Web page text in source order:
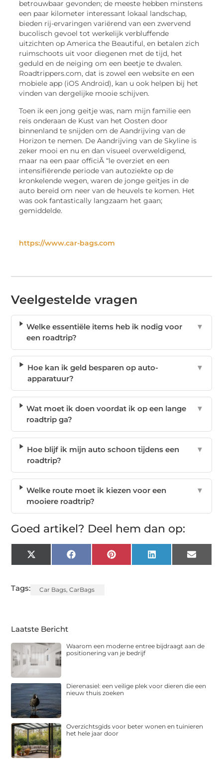
betrouwbaar gevonden; de meeste hebben minstens
een paar kilometer interessant lokaal landschap,
bieden rij-ervaringen variërend van een zwervend
bucolisch gevoel tot werkelijk verbluffende
uitzichten op America the Beautiful, en betalen zich
ruimschoots uit voor diegenen met de tijd, het
geduld en de neiging om een beetje te dwalen.
Roadtrippers.com, dat is zowel een website en een
mobiele app (iOS Android), kan u ook helpen bij het
vinden van dergelijke mooie schijven.
Toen ik een jong geitje was, nam mijn familie een
reis onderaan de Kust van het Oosten door
binnenland te snijden om de Aandrijving van de
Horizon te nemen. De Aandrijving van de Skyline is
zeker mooi en nu en dan visueel overweldigend,
maar na een paar officiÃ “le overziet en een
intensifiërende periode van autoziekte op de
kronkelende wegen, waren de jonge geitjes in de
auto bereid om neer van de heuvels te komen. Het
was ook fantastically langzaam het gaan;
gemiddelde.
https://www.car-bags.com
Veelgestelde vragen
Welke essentiële items heb ik nodig voor
een roadtrip?
▼
Hoe kan ik geld besparen op auto-
apparatuur?
▼
Wat moet ik doen voordat ik op een lange
roadtrip ga?
▼
Hoe blijf ik mijn auto schoon tijdens een
roadtrip?
▼
Welke route moet ik kiezen voor een
mooiere roadtrip?
▼
Goed artikel? Deel hem dan op:
X
(Twitter)
FacebookPinterest LinkedIn Email
Tags: Car Bags ,CarBags
Laatste Bericht
Waarom een moderne entree bijdraagt aan de
positionering van je bedrijf
Dierenasiel: een veilige plek voor dieren die een
nieuw thuis zoeken
Overzichtsgids voor beter wonen en tuinieren
het hele jaar door